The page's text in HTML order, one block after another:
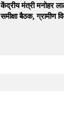
केंद्रीय मंत्री मनोहर
समीक्षा बैठक, ग्रामीण